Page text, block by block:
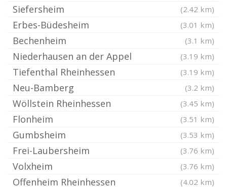
Siefersheim (2.42 km)
Erbes-Büdesheim (3.01 km)
Bechenheim (3.1 km)
Niederhausen an der Appel (3.19 km)
Tiefenthal Rheinhessen (3.19 km)
Neu-Bamberg (3.2 km)
Wöllstein Rheinhessen (3.45 km)
Flonheim (3.51 km)
Gumbsheim (3.53 km)
Frei-Laubersheim (3.76 km)
Volxheim (3.76 km)
Offenheim Rheinhessen (4.02 km)